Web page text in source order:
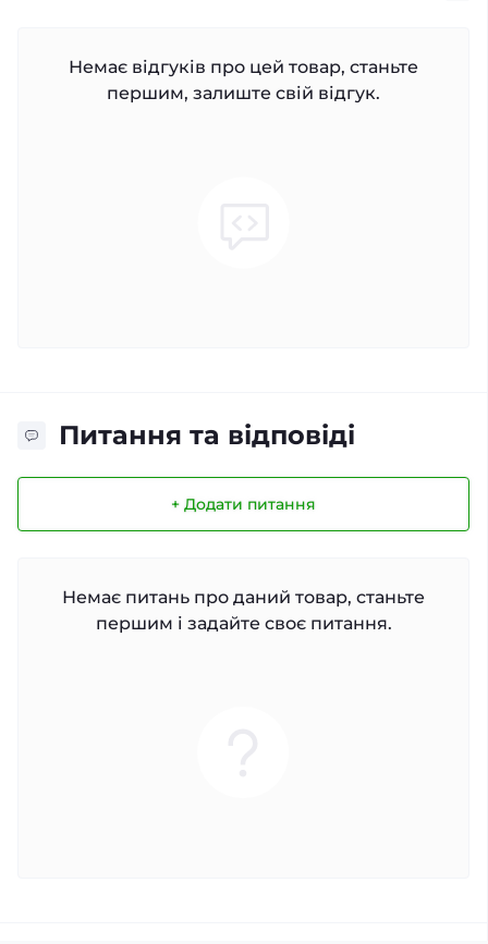
Немає відгуків про цей товар, станьте
першим, залиште свій відгук.
Питання та відповіді
+ Додати питання
Немає питань про даний товар, станьте
першим і задайте своє питання.